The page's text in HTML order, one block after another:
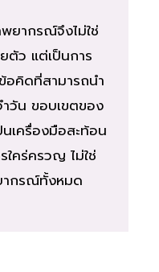
ยากรณ์จึงไม่ใช่
ตัว แต่เป็นการ
อคิดที่สามารถนำ
ำวัน ขอบเขตของ
เครื่องมือสะท้อน
ใคร่ครวญ ไม่ใช่
ากรณ์ทั้งหมด